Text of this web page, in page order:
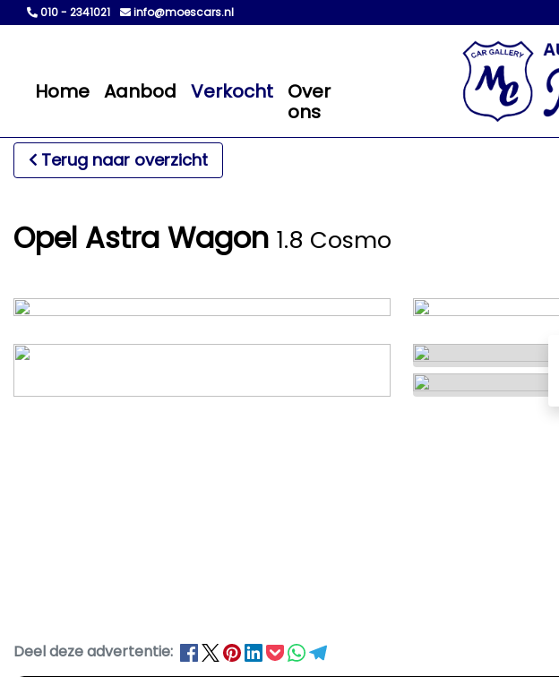
010 - 2341021 info@moescars.nl
Home Aanbod Verkocht
Over
ons
Terug naar overzicht
Opel Astra Wagon 1.8 Cosmo
Deel deze advertentie: